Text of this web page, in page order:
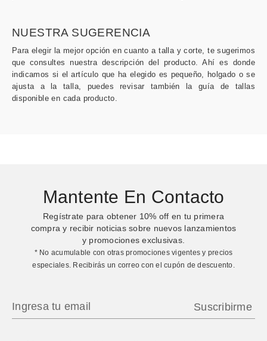
NUESTRA SUGERENCIA
Para elegir la mejor opción en cuanto a talla y corte, te sugerimos
que consultes nuestra descripción del producto. Ahí es donde
indicamos si el artículo que ha elegido es pequeño, holgado o se
ajusta a la talla, puedes revisar también la guía de tallas
disponible en cada producto.
Mantente En Contacto
Regístrate para obtener 10% off en tu primera
compra y recibir noticias sobre nuevos lanzamientos
y promociones exclusivas.
* No acumulable con otras promociones vigentes y precios
especiales. Recibirás un correo con el cupón de descuento.